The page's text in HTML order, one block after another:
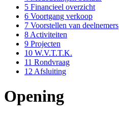
5 Financieel overzicht
6 Voortgang verkoop
7 Voorstellen van deelnemers
8 Activiteiten
9 Projecten
10 W.V.T.T.K.
11 Rondvraag
12 Afsluiting
Opening